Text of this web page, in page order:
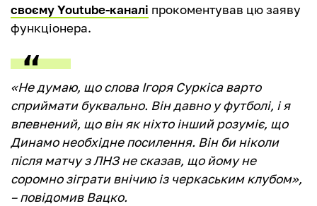
своєму Youtube-каналі прокоментував цю заяву
функціонера.
«Не думаю, що слова Ігоря Суркіса варто
сприймати буквально. Він давно у футболі, і я
впевнений, що він як ніхто інший розуміє, що
Динамо необхідне посилення. Він би ніколи
після матчу з ЛНЗ не сказав, що йому не
соромно зіграти внічию із черкаським клубом»,
– повідомив Вацко.